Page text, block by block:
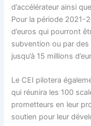
d’accélérateur ainsi
Pour la période 2021-
d’euros qui pourront
subvention ou par
jusqu’à 15 millions
Le CEI pilotera
qui réunira les 100
prometteurs en leur
soutien pour leur